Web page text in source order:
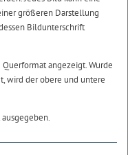
größeren Darstellung
Bildunterschrift
angezeigt. Wurde
wird der obere und untere